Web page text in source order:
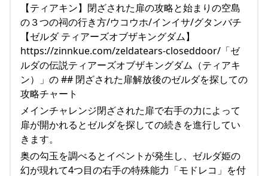
【ティアキン】閉ざされた扉の攻略と始まりの空島
の３つの祠の行き方/ウコウホ/インイサ/グタンバチ
【ゼルダ ティアーズオブザキングダム】
https://zinnkue.com/zeldatears-closeddoor/「ゼ
ルダの伝説ティアーズオブザキングダム（ティアキ
ン）」の ## 閉ざされた扉解放後のゼルダを探しての
攻略チャート
メインチャレンジ閉ざされた扉で右手の力によって
扉が開かれるとゼルダを探しての続きを進行してい
きます。
奥の勾玉を調べるとイベントが発生し、ゼルダ姫の
幻が現れて4つ目の右手の特殊能力「モドレコ」を付